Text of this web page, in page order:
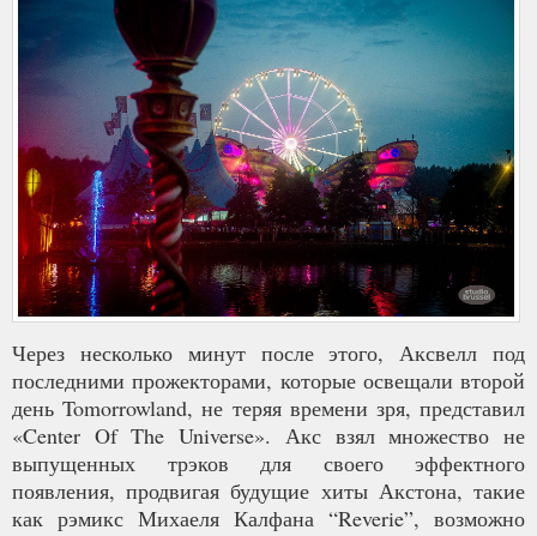
Через несколько минут после этого, Аксвелл под
последними прожекторами, которые освещали второй
день Tomorrowland, не теряя времени зря, представил
«Center Of The Universe». Акс взял множество не
выпущенных трэков для своего эффектного
появления, продвигая будущие хиты Акстона, такие
как рэмикс Михаеля Калфана “Reverie”, возможно